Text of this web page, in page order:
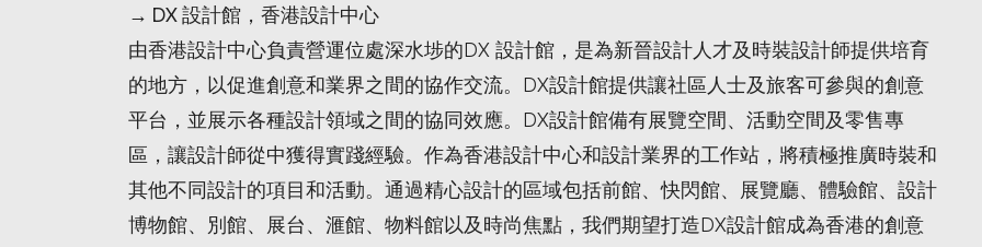
→ DX設計館，香港設計中心
由香港設計中心負責營運位處深水埗的DX 設計館，是為新晉設計人才及時裝設計師提供培育
的地方，以促進創意和業界之間的協作交流。DX設計館提供讓社區人士及旅客可參與的創意
平台，並展示各種設計領域之間的協同效應。DX設計館備有展覽空間、活動空間及零售專
區，讓設計師從中獲得實踐經驗。作為香港設計中心和設計業界的工作站，將積極推廣時裝和
其他不同設計的項目和活動。通過精心設計的區域包括前館、快閃館、展覽廳、體驗館、設計
博物館、別館、展台、滙館、物料館以及時尚焦點，我們期望打造DX設計館成為香港的創意